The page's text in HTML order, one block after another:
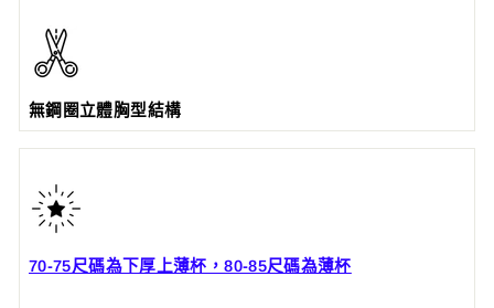
無鋼圈立體胸型結構
70-75尺碼為下厚上薄杯，80-85尺碼為薄杯